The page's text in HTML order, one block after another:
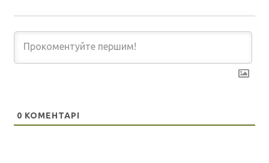
0 КОМЕНТАРІ